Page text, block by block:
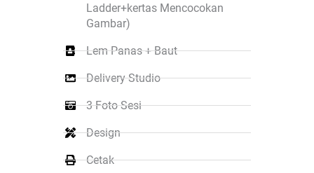
Ladder+kertas Mencocokan
Gambar)
Lem Panas + Baut
Delivery Studio
3 Foto Sesi
Design
Cetak